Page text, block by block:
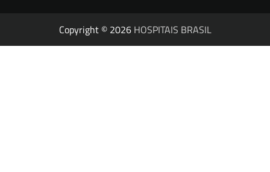
Copyright © 2026 HOSPITAIS BRASIL